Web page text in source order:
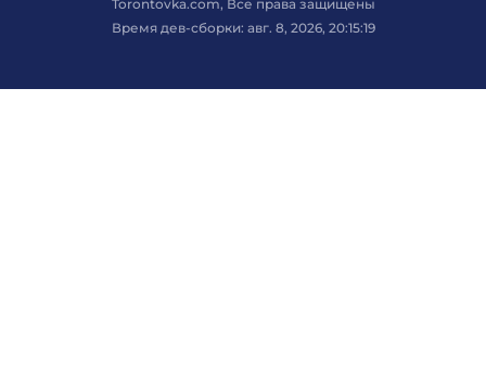
Torontovka.com, Все права защищены
Время дев-сборки: авг. 8, 2026, 20:15:19